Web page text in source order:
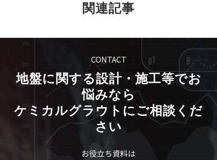
関連記事
CONTACT
地盤に関する設計・施工等でお
悩みなら
ケミカルグラウトにご相談くだ
さい
お役立ち資料は